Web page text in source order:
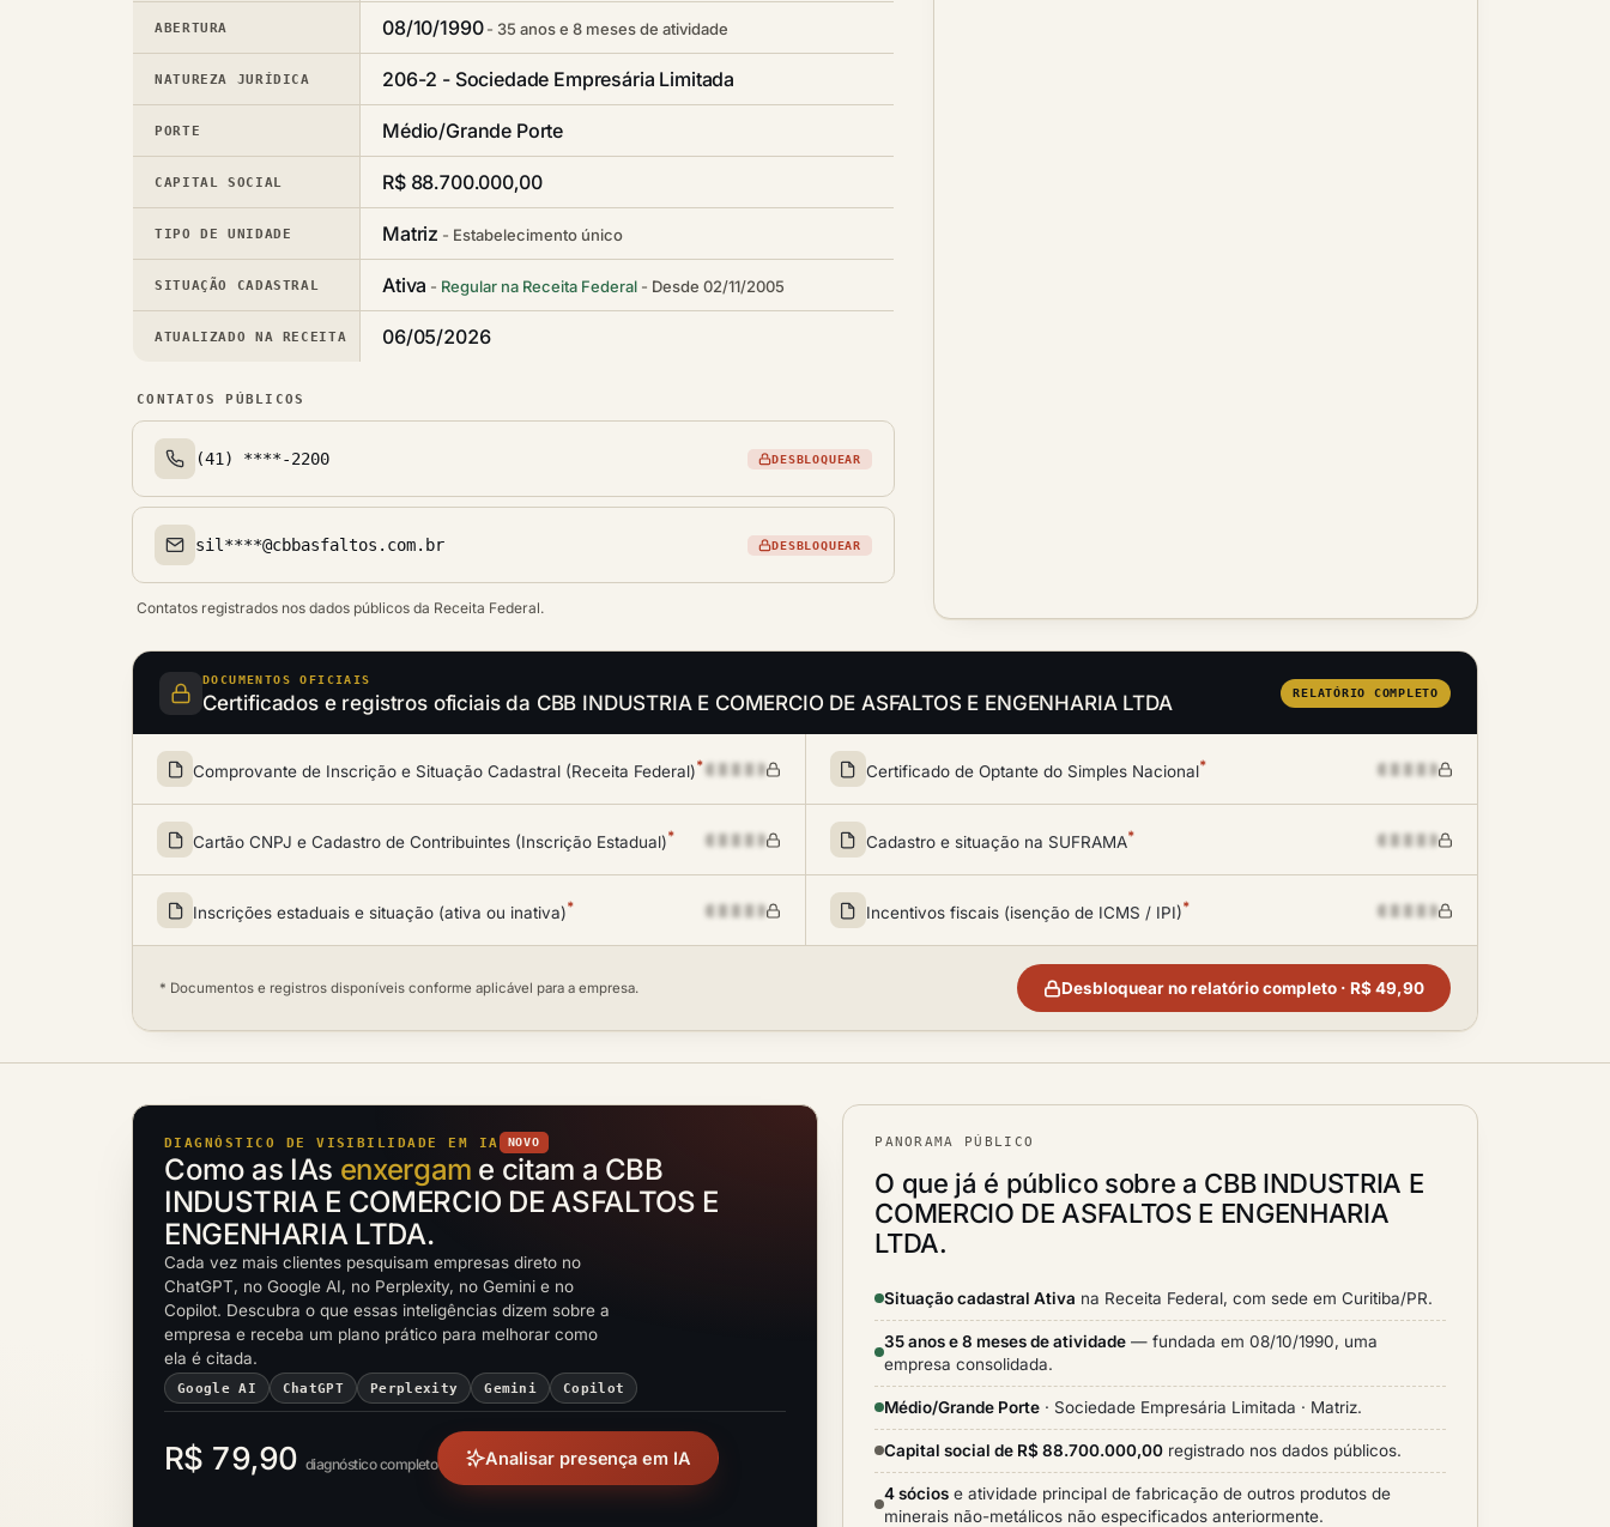
ABERTURA 08/10/1990 35 anos e 8 meses de atividade
NATUREZA JURÍDICA 206-2 - Sociedade Empresária Limitada
PORTE Médio/Grande Porte
CAPITAL SOCIAL R$ 88.700.000,00
TIPO DE UNIDADE Matriz Estabelecimento único
SITUAÇÃO CADASTRAL Ativa Regular na Receita Federal Desde 02/11/2005
ATUALIZADO NA RECEITA 06/05/2026
CONTATOS PÚBLICOS
Telefone(s)
(41) ****-2200 DESBLOQUEAR
Email(s)
sil****@cbbasfaltos.com.br DESBLOQUEAR
Contatos registrados nos dados públicos da Receita Federal.
DOCUMENTOS OFICIAIS
Certificados e registros oficiais da CBB INDUSTRIA E COMERCIO DE ASFALTOS E ENGENHARIA LTDA RELATÓRIO COMPLETO
Comprovante de Inscrição e Situação Cadastral (Receita Federal)* Certificado de Optante do Simples Nacional*
Cartão CNPJ e Cadastro de Contribuintes (Inscrição Estadual)* Cadastro e situação na SUFRAMA*
Inscrições estaduais e situação (ativa ou inativa)* Incentivos fiscais (isenção de ICMS / IPI)*
* Documentos e registros disponíveis conforme aplicável para a empresa. Desbloquear no relatório completo · R$ 49,90
DIAGNÓSTICO DE VISIBILIDADE EM IA NOVO
Como as IAs enxergam e citam a CBB
INDUSTRIA E COMERCIO DE ASFALTOS E
ENGENHARIA LTDA.
Cada vez mais clientes pesquisam empresas direto no
ChatGPT, no Google AI, no Perplexity, no Gemini e no
Copilot. Descubra o que essas inteligências dizem sobre a
empresa e receba um plano prático para melhorar como
ela é citada.
Google AI ChatGPT Perplexity Gemini Copilot
R$ 79,90 diagnóstico completo Analisar presença em IA
PANORAMA PÚBLICO
O que já é público sobre a CBB INDUSTRIA E
COMERCIO DE ASFALTOS E ENGENHARIA
LTDA.
Situação cadastral Ativa na Receita Federal, com sede em Curitiba/PR.
35 anos e 8 meses de atividade — fundada em 08/10/1990, uma
empresa consolidada.
Médio/Grande Porte · Sociedade Empresária Limitada · Matriz.
Capital social de R$ 88.700.000,00 registrado nos dados públicos.
4 sócios e atividade principal de fabricação de outros produtos de
minerais não-metálicos não especificados anteriormente.